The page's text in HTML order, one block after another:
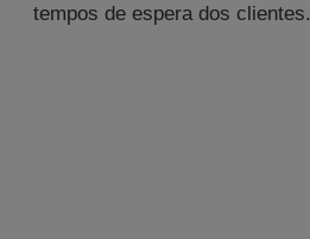
tempos de espera dos clientes.